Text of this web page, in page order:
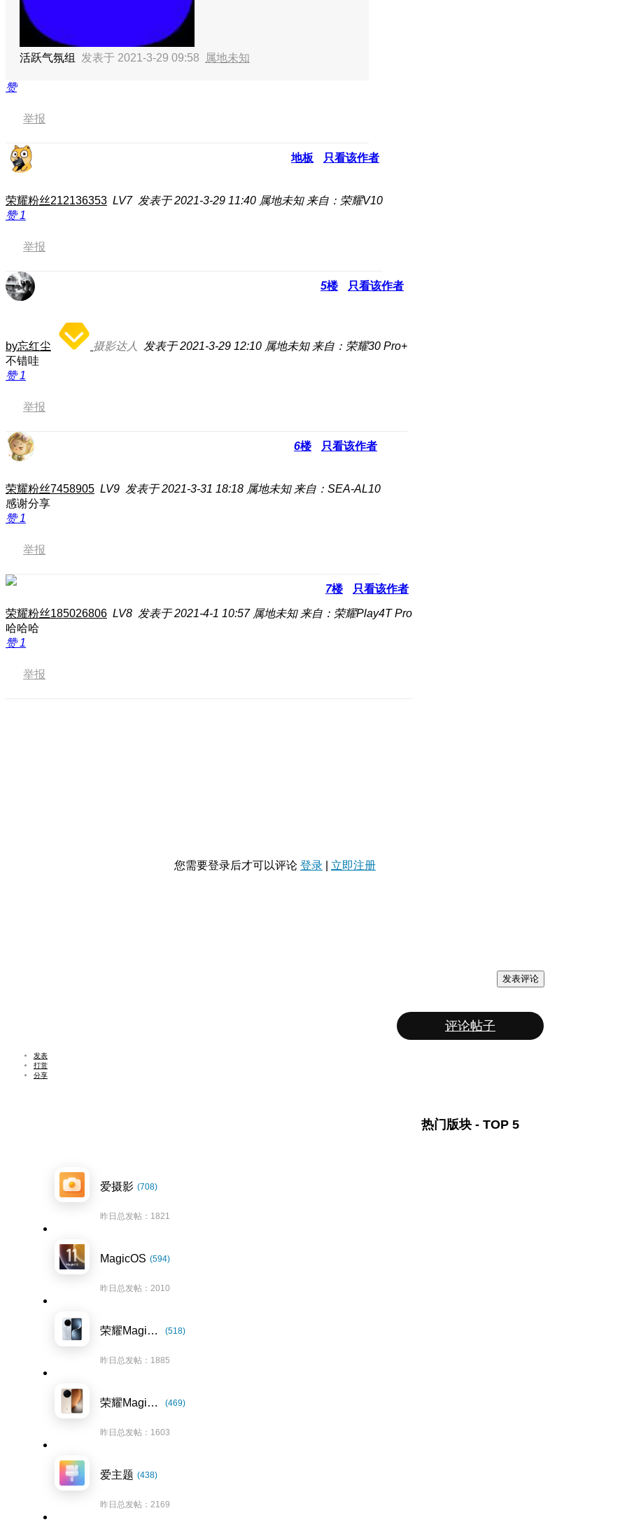
活跃气氛组 发表于 2021-3-29 09:58 属地未知
赞
举报
地板 只看该作者
荣耀粉丝212136353 LV7 发表于 2021-3-29 11:40 属地未知 来自：荣耀V10
赞1
举报
5楼 只看该作者
by忘红尘 摄影达人 发表于 2021-3-29 12:10 属地未知 来自：荣耀30 Pro+
不错哇
赞1
举报
6楼 只看该作者
荣耀粉丝7458905 LV9 发表于 2021-3-31 18:18 属地未知 来自：SEA-AL10
感谢分享
赞1
举报
7楼 只看该作者
荣耀粉丝185026806 LV8 发表于 2021-4-1 10:57 属地未知 来自：荣耀Play4T Pro
哈哈哈
赞1
举报
您需要登录后才可以评论 登录 立即注册
发表评论
评论帖子
发表
打赏
分享
热门版块 - TOP 5
爱摄影 (708)
昨日总发帖：1821
MagicOS (594)
昨日总发帖：2010
荣耀Magic7系列 (518)
昨日总发帖：1885
荣耀Magic8系列 (469)
昨日总发帖：1603
爱主题 (438)
昨日总发帖：2169